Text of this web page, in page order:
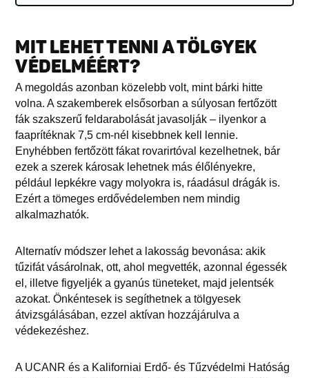
MIT LEHET TENNI A TÖLGYEK
VÉDELMÉÉRT?
A megoldás azonban közelebb volt, mint bárki hitte
volna. A szakemberek elsősorban a súlyosan fertőzött
fák szakszerű feldarabolását javasolják – ilyenkor a
faaprítéknak 7,5 cm-nél kisebbnek kell lennie.
Enyhébben fertőzött fákat rovarirtóval kezelhetnek, bár
ezek a szerek károsak lehetnek más élőlényekre,
például lepkékre vagy molyokra is, ráadásul drágák is.
Ezért a tömeges erdővédelemben nem mindig
alkalmazhatók.
Alternatív módszer lehet a lakosság bevonása: akik
tűzifát vásárolnak, ott, ahol megvették, azonnal égessék
el, illetve figyeljék a gyanús tüneteket, majd jelentsék
azokat. Önkéntesek is segíthetnek a tölgyesek
átvizsgálásában, ezzel aktívan hozzájárulva a
védekezéshez.
A UCANR és a Kaliforniai Erdő- és Tűzvédelmi Hatóság